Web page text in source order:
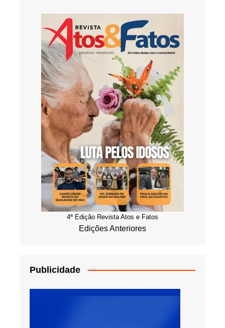
4ª Edição Revista Atos e Fatos
Edições Anteriores
Publicidade